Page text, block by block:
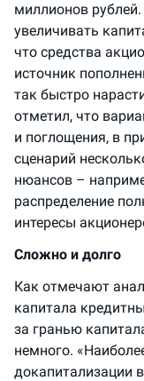
миллионов
увеличивать
что средства
источник
так быстро
отметил, что
и поглощения, в
сценарий
нюансов –
распределение
интересы
Сложно и долго
Как отмечают
капитала
за гранью
немного.
докапитализации